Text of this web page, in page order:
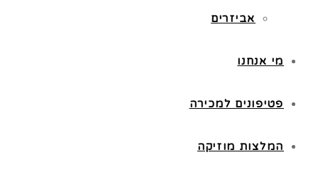
אביזרים
מי אנחנו
פטיפונים למכירה
המלצות מוזיקה